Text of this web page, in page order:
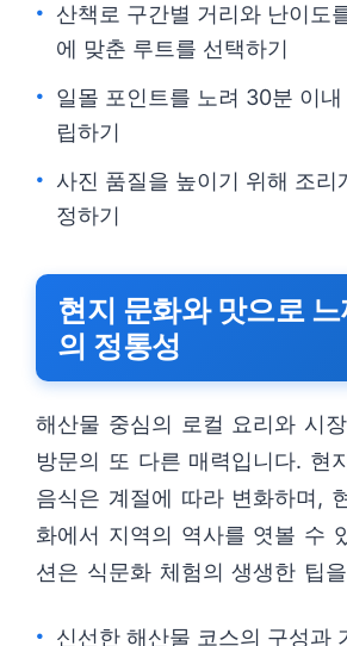
산책로 구간별 거리와 난이도
에 맞춘 루트를 선택하기
일몰 포인트를 노려 30분 이
립하기
사진 품질을 높이기 위해 조리
정하기
현지 문화와 맛으로
의 정통성
해산물 중심의 로컬 요리와 시
방문의 또 다른 매력입니다. 현
음식은 계절에 따라 변화하며,
화에서 지역의 역사를 엿볼 수
션은 식문화 체험의 생생한 팁
신선한 해산물 코스의 구성과